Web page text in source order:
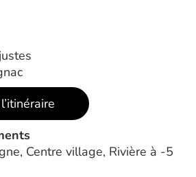
Centre village, Rivière à -5